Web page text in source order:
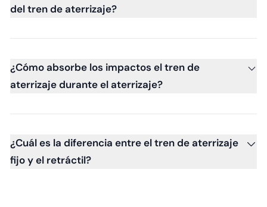
del tren de aterrizaje?
¿Cómo absorbe los impactos el tren de
aterrizaje durante el aterrizaje?
¿Cuál es la diferencia entre el tren de aterrizaje
fijo y el retráctil?